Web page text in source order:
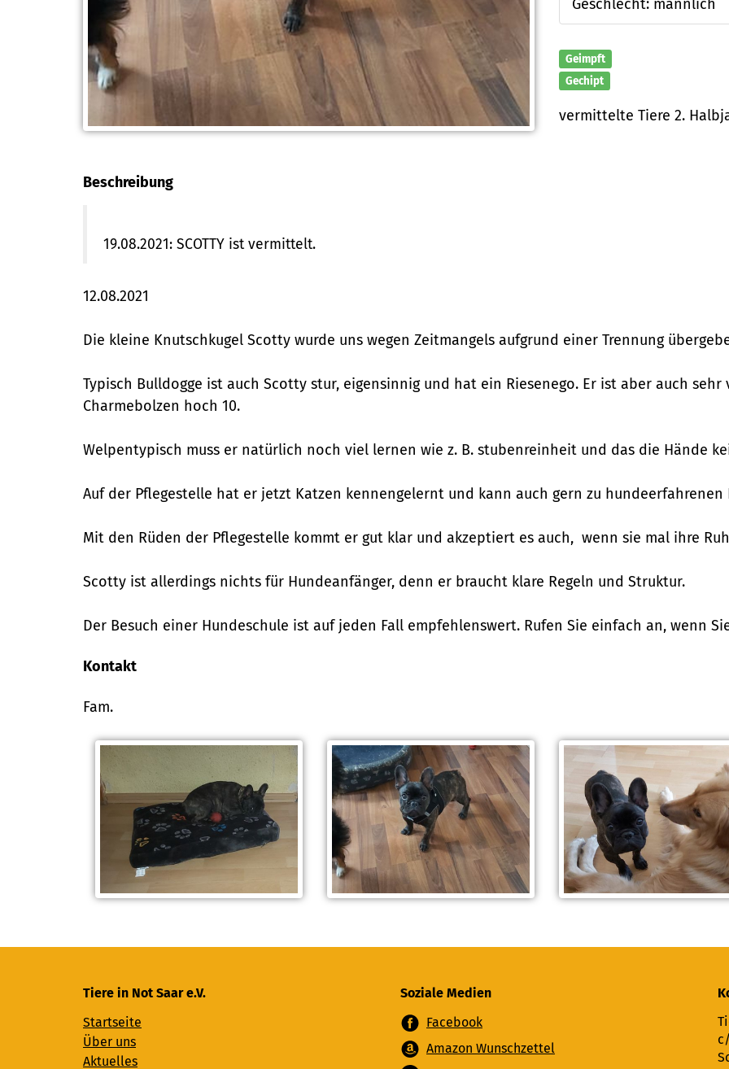
Geschlecht: männlich
Geimpft
Gechipt
vermittelte Tiere 2.
Beschreibung
19.08.2021: SCOTTY ist vermittelt.
12.08.2021
Die kleine Knutschkugel Scotty wurde uns wegen Zeitmangels aufgrund einer Trennung
Typisch Bulldogge ist auch Scotty stur, eigensinnig und hat ein Riesenego. Er ist aber auch
Charmebolzen hoch 10.
Welpentypisch muss er natürlich noch viel lernen wie z. B. stubenreinheit und das die Hände
Auf der Pflegestelle hat er jetzt Katzen kennengelernt und kann auch gern zu
Mit den Rüden der Pflegestelle kommt er gut klar und akzeptiert es auch, wenn sie mal ihre
Scotty ist allerdings nichts für Hundeanfänger, denn er braucht klare Regeln und Struktur.
Der Besuch einer Hundeschule ist auf jeden Fall empfehlenswert. Rufen Sie einfach an, wenn
Kontakt
Fam.
Tiere in Not Saar e.V.
Startseite
Über uns
Aktuelles
Soziale Medien
Facebook
Amazon Wunschzettel